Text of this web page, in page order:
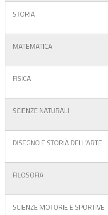
STORIA
MATEMATICA
FISICA
SCIENZE NATURALI
DISEGNO E STORIA DELL’ARTE
FILOSOFIA
SCIENZE MOTORIE E SPORTIVE